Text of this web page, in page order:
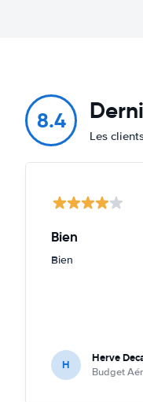
8.4
Les
Bien
Bien
H Herve
Budget